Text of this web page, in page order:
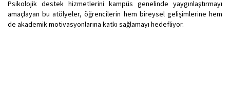
Psikolojik destek hizmetlerini kampüs genelinde yaygınlaştırmayı
amaçlayan bu atölyeler, öğrencilerin hem bireysel gelişimlerine hem
de akademik motivasyonlarına katkı sağlamayı hedefliyor.